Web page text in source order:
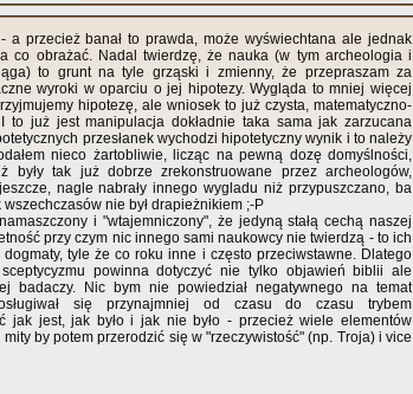
a przecież banał to prawda, może wyświechtana ale jednak
co obrażać. Nadal twierdzę, że nauka (w tym archeologia i
to grunt na tyle grząski i zmienny, że przepraszam za
wyroki w oparciu o jej hipotezy. Wygląda to mniej więcej
hipotezę, ale wniosek to już czysta, matematyczno-
przesłanek wychodzi hipotetyczny wynik i to należy
nieco żartobliwie, licząc na pewną dozę domyślności,
były tak już dobrze zrekonstruowane przez archeologów,
nagle nabrały innego wygladu niż przypuszczano, ba
nie był drapieżnikiem ;-P
i "wtajemniczony", że jedyną stałą cechą naszej
przy czym nic innego sami naukowcy nie twierdzą - to ich
tyle że co roku inne i często przeciwstawne. Dlatego
powinna dotyczyć nie tylko objawień biblii ale
na temat
się przynajmniej od czasu do czasu trybem
jak jest, jak było i jak nie było - przecież wiele elementów
mity by potem przerodzić się w "rzeczywistość" (np. Troja) i vice